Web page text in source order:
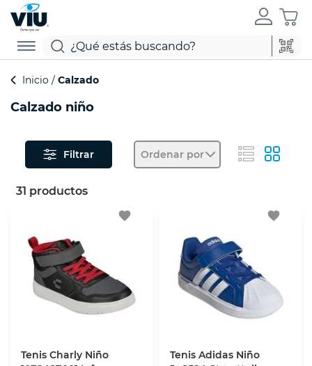
Inicio Calzado
Calzado niño
Filtrar Ordenar por
31 productos
favorite
Tenis Charly Niño
favorite
Tenis Adidas Niño